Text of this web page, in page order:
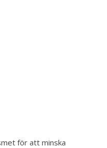
för att minska